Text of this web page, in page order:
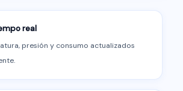
real
presión y consumo actualizados